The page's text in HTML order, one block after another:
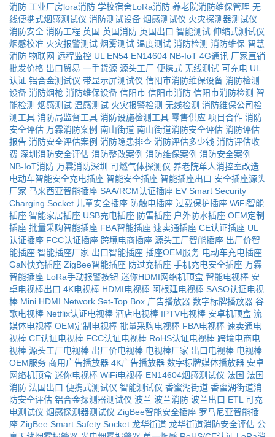
消防 工业厂房lora消防 学校宿舍LoRa消防 养老院消防维保管理 无
线便携式烟感测试仪 消防测试设备 烟感测试仪 火灾探测器测试仪
消防安全 消防工程 英国 英国消防 英国出口 智能测试 伸缩式测试仪
烟感校准 火灾报警测试 烟雾测试 温度测试 消防检测 消防维保 智慧
消防 物联网 远程监控 UL EN54 EN14604 NB-IoT 4G通讯 厂家直销
批发价格 出口贸易 一手货源 源头工厂 便携式 无线测试 可充电 UL
认证 铝合金测试仪 带显示屏测试仪 信阳市消防维保设备 消防检测
设备 消防烟枪 消防维保设备 信阳市 信阳市消防 信阳市消防检测 智
能检测 烟感测试 温感测试 火灾报警检测 无线检测 消防维保公司检
测工具 消防局监督工具 消防设施检测工具 零售供应 项目合作 消防
安全评估 万霖消防案例 南山街道 南山街道消防安全评估 消防评估
报告 消防安全评估案例 消防隐患排查 消防评估多少钱 消防评估收
费 深圳消防安全评估 消防整改案例 消防维保案例 消防安全案例
NB-IoT消防 万霖消防深圳 可燃气体探测仪 养老院单人消控室改造
电动车智能安全充电插座 智能安全插座 智能插座出口 安全插座源头
厂家 马来西亚智能插座 SAA/RCM认证插座 EV Smart Security
Charging Socket 儿童安全插座 防触电插座 过载保护插座 WiFi智能
插座 智能家居插座 USB充电插座 防雷插座 户外防水插座 OEM定制
插座 批量采购智能插座 FBA智能插座 速卖通插座 CE认证插座 UL
认证插座 FCC认证插座 跨境电商插座 源头工厂智能插座 出厂价智
能插座 智能插座厂家 出口智能插座 插座OEM服务 电动车充电插座
GaN快充插座 ZigBee智能插座 防过充插座 手机充电安全插座 万霖
智能插座 LoRa手动报警按钮 迷你HDMI网络机顶盒 智能电视棒 安
卓电视棒出口 4K电视棒 HDMI电视棒 阿根廷电视棒 SASO认证电视
棒 Mini HDMI Network Set-Top Box 广告播放器 数字标牌播放器 谷
歌电视棒 Netflix认证电视棒 酒店电视棒 IPTV电视棒 安卓机顶盒 流
媒体电视棒 OEM定制电视棒 批量采购电视棒 FBA电视棒 速卖通电
视棒 CE认证电视棒 FCC认证电视棒 RoHS认证电视棒 跨境电商电
视棒 源头工厂电视棒 出厂价电视棒 电视棒厂家 出口电视棒 电视棒
OEM服务 商用广告播放器 4K广告播放器 数字标牌媒体播放器 安卓
网络机顶盒 迷你电视棒 WiFi电视棒 EN14604烟感测试仪 法国 法国
消防 法国出口 便携式测试仪 智能测试仪 香蜜湖街道 香蜜湖街道消
防安全评估 铝合金探测器测试仪 波兰 波兰消防 波兰出口 ETL 可充
电测试仪 烟感探测器测试仪 ZigBee智能安全插座 罗马尼亚智能插
座 ZigBee Smart Safety Socket 龙华街道 龙华街道消防安全评估 公